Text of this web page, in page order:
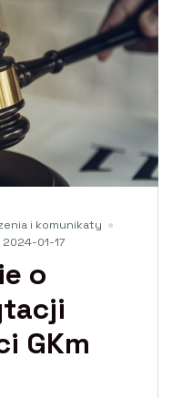
i komunikaty
2024-01-17
o
GKm